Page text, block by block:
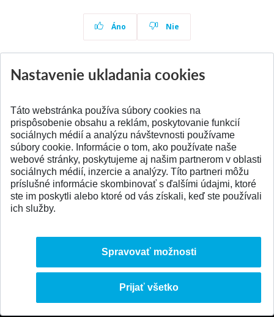
Áno Nie
SPÄŤ NA VRCH
Nastavenie ukladania cookies
Táto webstránka používa súbory cookies na
prispôsobenie obsahu a reklám, poskytovanie funkcií
sociálnych médií a analýzu návštevnosti používame
súbory cookie. Informácie o tom, ako používate naše
webové stránky, poskytujeme aj našim partnerom v oblasti
sociálnych médií, inzercie a analýzy. Títo partneri môžu
príslušné informácie skombinovať s ďalšími údajmi, ktoré
ste im poskytli alebo ktoré od vás získali, keď ste používali
ich služby.
Spravovať možnosti
Prijať všetko